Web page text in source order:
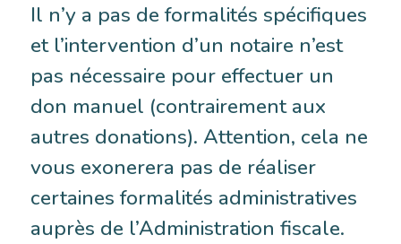
Il n’y a pas de formalités spécifiques
et l’intervention d’un notaire n’est
pas nécessaire pour effectuer un
don manuel (contrairement aux
autres donations). Attention, cela ne
vous exonerera pas de réaliser
certaines formalités administratives
auprès de l’Administration fiscale.